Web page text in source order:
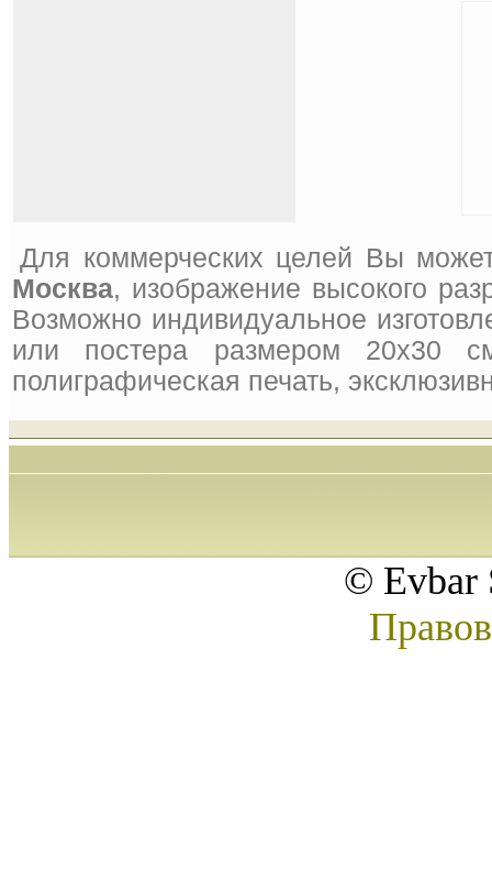
Для коммерческих целей Вы
Москва, изображение высокого
Возможно индивидуальное
или постера размером 20x30
полиграфическая печать,
© Evbar